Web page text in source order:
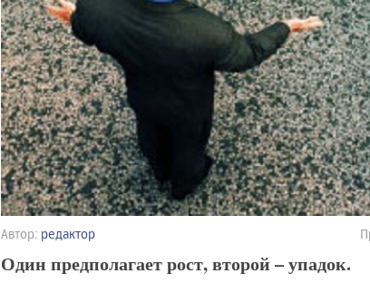
Автор: редактор
Один предполагает рост, второй – упадок.